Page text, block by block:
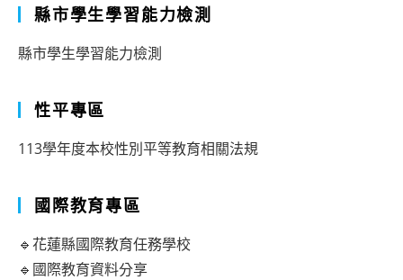
縣市學生學習能力檢測
縣市學生學習能力檢測
性平專區
113學年度本校性別平等教育相關法規
國際教育專區
🔹花蓮縣國際教育任務學校
🔹國際教育資料分享